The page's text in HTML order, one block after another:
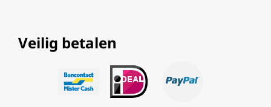
Veilig betalen